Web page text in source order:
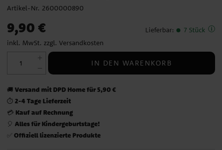
Artikel-Nr. 2600000890
Preis: 9,90 €
9,90 €
inkl. MwSt. zzgl. Versandkosten
Lieferbar: 7 Stück
IN DEN WARENKORB
🚚 Versand mit DPD Home für 5,90 €
⏱️ 2-4 Tage Lieferzeit
💳 Kauf auf Rechnung
🎈 Alles für Kindergeburtstage!
✅ Offiziell lizenzierte Produkte